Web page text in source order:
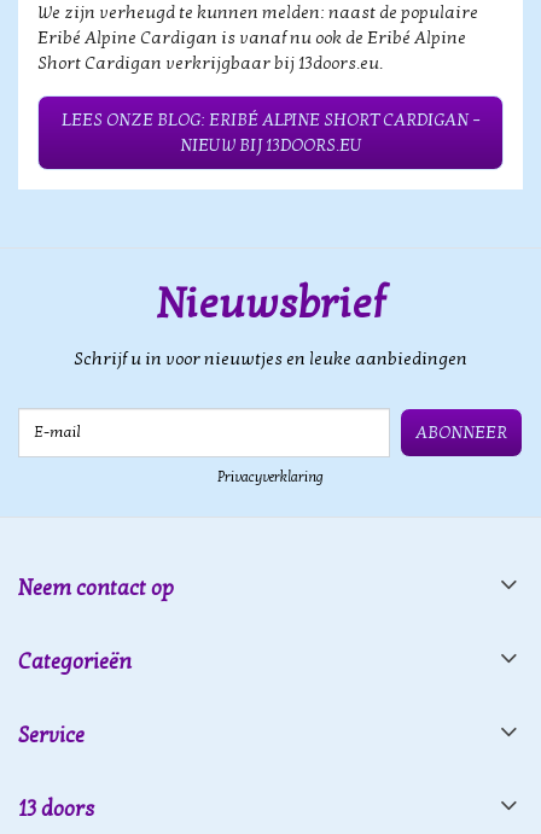
We zijn verheugd te kunnen melden: naast de populaire
Eribé Alpine Cardigan is vanaf nu ook de Eribé Alpine
Short Cardigan verkrijgbaar bij 13doors.eu.
LEES ONZE BLOG: ERIBÉ ALPINE SHORT CARDIGAN –
NIEUW BIJ 13DOORS.EU
Nieuwsbrief
Schrijf u in voor nieuwtjes en leuke aanbiedingen
ABONNEER
Privacyverklaring
Neem contact op
Categorieën
Service
13 doors